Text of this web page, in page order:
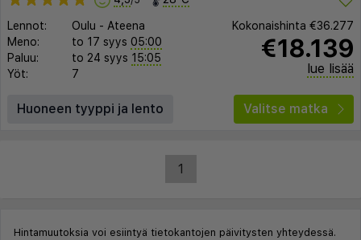
Lennot: Oulu - Ateena
Meno:
to 17 syys 05:00
Paluu:
to 24 syys 15:05
Yöt:
7
Kokonaishinta €36.277
€18.139
lue lisää
Huoneen tyyppi ja lento Valitse matka
1
Hintamuutoksia voi esiintyä tietokantojen päivitysten yhteydessä.